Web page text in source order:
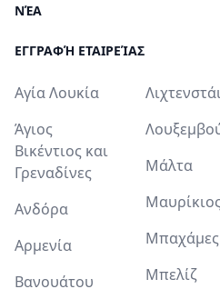
ΝΈΑ
ΕΓΓΡΑΦΉ ΕΤΑΙΡΕΊΑΣ
Αγία Λουκία
Άγιος
Βικέντιος και
Γρεναδίνες
Ανδόρα
Αρμενία
Βανουάτου
Μάλτα
Μαυρίκιος
Μπαχάμες
Μπελίζ